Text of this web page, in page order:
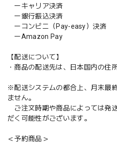
ーキャリア決済
ー銀行振込決済
ーコンビニ（Pay-easy）決済
ーAmazon Pay
【配送について】
・商品の配送先は、日本国内の住
※配送システムの都合上、月末最
ません。
ご注文時期や商品によっては発
だく可能性がございます。
＜予約商品＞